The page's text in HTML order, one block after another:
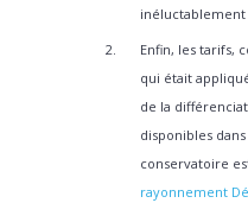
inéluctablement
Enfin, les tarifs,
qui était
de la
disponibles
conservatoire
rayonnement